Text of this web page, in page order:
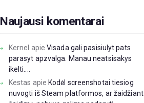
Naujausi komentarai
Kernel apieVisada gali pasisiulyt pats
parasyt apzvalga. Manau neatsisakys
ikelti....
Kestas apie Kodėl screenshotai tiesiog
nuvogti iš Steam platformos, ar žaidžiant